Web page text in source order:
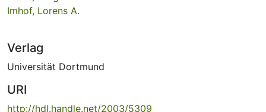
Imhof, Lorens A.
Verlag
Universität Dortmund
URI
http://hdl.handle.net/2003/5309